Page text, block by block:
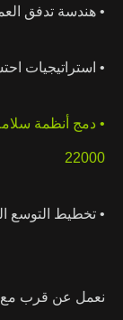
• هندسة تدفق
• استراتيجيات
22000
• تخطيط التوسع
نعمل عن قرب مع